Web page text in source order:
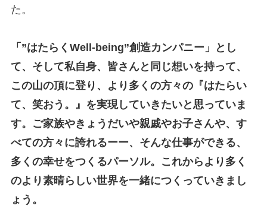
た。
「”はたらくWell-being”創造カンパニー」とし
て、そして私自身、皆さんと同じ想いを持って、
この山の頂に登り、より多くの方々の『はたらい
て、笑おう。』を実現していきたいと思っていま
す。ご家族やきょうだいや親戚やお子さんや、す
べての方々に誇れるーー、そんな仕事ができる、
多くの幸せをつくるパーソル。これからより多く
のより素晴らしい世界を一緒につくっていきまし
ょう。